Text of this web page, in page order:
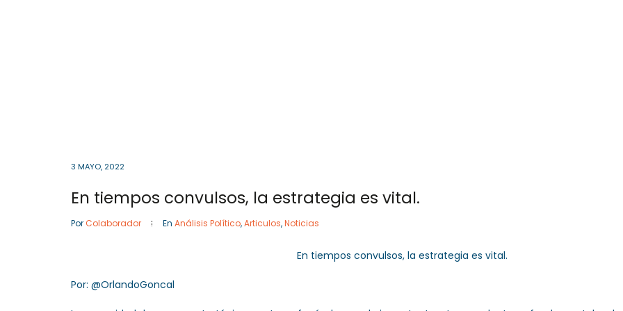
3 MAYO, 2022
En tiempos convulsos, la estrategia es vital.
Por Colaborador En Análisis Político,Articulos,Noticias
En tiempos convulsos, la estrategia es vital.
Por: @OrlandoGoncal